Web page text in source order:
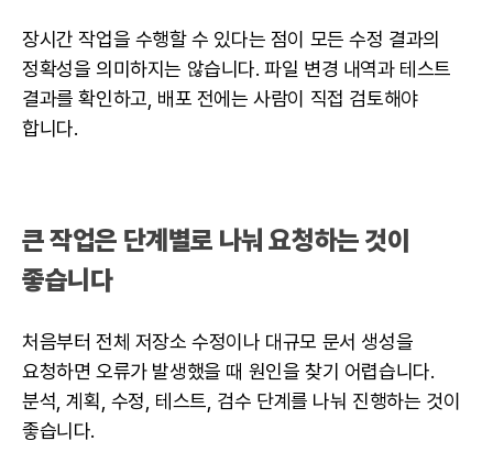
장시간 작업을 수행할 수 있다는 점이 모든 수정 결과의
정확성을 의미하지는 않습니다. 파일 변경 내역과 테스트
결과를 확인하고, 배포 전에는 사람이 직접 검토해야
합니다.
큰 작업은 단계별로 나눠 요청하는 것이
좋습니다
처음부터 전체 저장소 수정이나 대규모 문서 생성을
요청하면 오류가 발생했을 때 원인을 찾기 어렵습니다.
분석, 계획, 수정, 테스트, 검수 단계를 나눠 진행하는 것이
좋습니다.